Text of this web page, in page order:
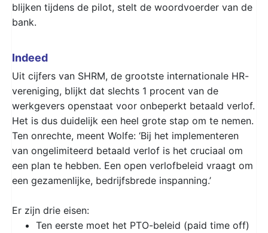
blijken tijdens de pilot, stelt de woordvoerder van de
bank.
Indeed
Uit cijfers van SHRM, de grootste internationale HR-
vereniging, blijkt dat slechts 1 procent van de
werkgevers openstaat voor onbeperkt betaald verlof.
Het is dus duidelijk een heel grote stap om te nemen.
Ten onrechte, meent Wolfe: ‘Bij het implementeren
van ongelimiteerd betaald verlof is het cruciaal om
een plan te hebben. Een open verlofbeleid vraagt om
een gezamenlijke, bedrijfsbrede inspanning.’
Er zijn drie eisen:
Ten eerste moet het PTO-beleid (paid time off)